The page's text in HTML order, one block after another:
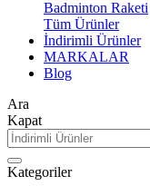
Badminton Raketi
Tüm Ürünler
İndirimli Ürünler
MARKALAR
Blog
Ara
Kapat
Kategoriler